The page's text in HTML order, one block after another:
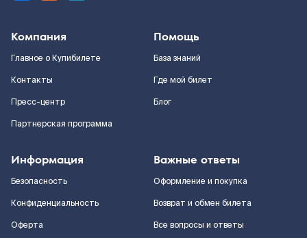
Компания
Главное о Купибилете
Контакты
Пресс-центр
Партнерская программа
Помощь
База знаний
Где мой билет
Блог
Информация
Безопасность
Конфиденциальность
Оферта
Важные ответы
Оформление и покупка
Возврат и обмен билета
Все вопросы и ответы